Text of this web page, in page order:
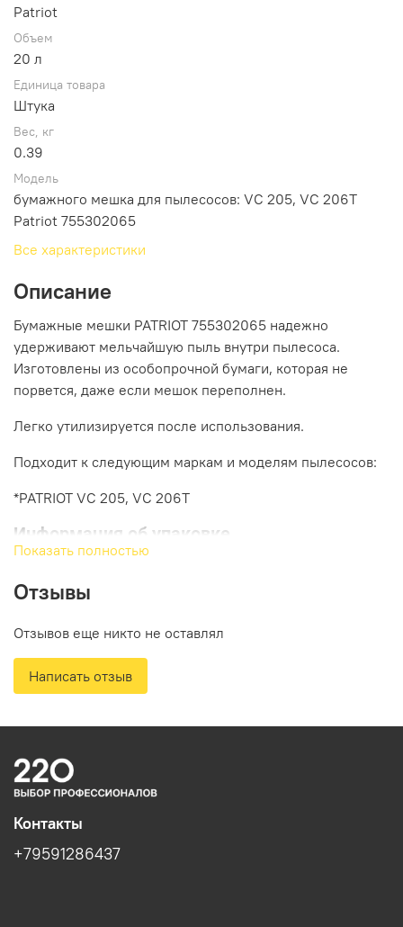
Patriot
Объем
20 л
Единица товара
Штука
Вес, кг
0.39
Модель
бумажного мешка для пылесосов: VC 205, VC 206T
Patriot 755302065
Все характеристики
Описание
Бумажные мешки PATRIOT 755302065 надежно
удерживают мельчайшую пыль внутри пылесоса.
Изготовлены из особопрочной бумаги, которая не
порвется, даже если мешок переполнен.
Легко утилизируется после использования.
Подходит к следующим маркам и моделям пылесосов:
*PATRIOT VC 205, VC 206T
Информация об упаковке
Вес, кг: 0.39
Длина, мм: 50
Ширина, мм: 170
Показать полностью
Отзывы
Отзывов еще никто не оставлял
Написать отзыв
Контакты
+79591286437